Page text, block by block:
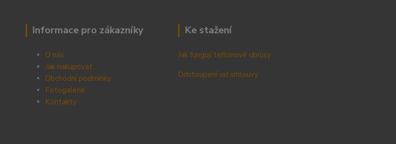
Informace pro zákazníky
O nás
Jak nakupovat
Obchodní podmínky
Fotogalerie
Kontakty
Ke stažení
Jak fungují teflonové ubrusy
Odstoupení od smlouvy